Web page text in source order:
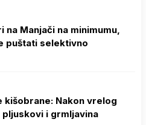
na Manjači na minimumu,
puštati selektivno
kišobrane: Nakon vrelog
pljuskovi i grmljavina